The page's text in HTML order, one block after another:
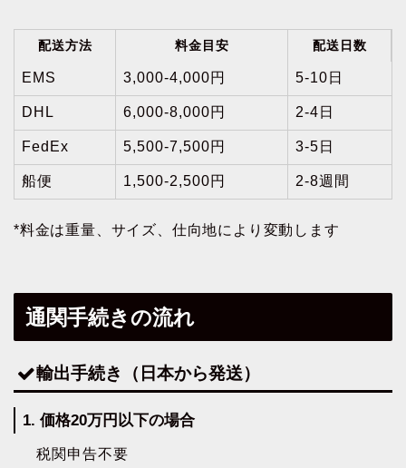
配送方法 料金目安 配送日数
EMS 3,000-4,000円 5-10日
DHL 6,000-8,000円 2-4日
FedEx 5,500-7,500円 3-5日
船便 1,500-2,500円 2-8週間
*料金は重量、サイズ、仕向地により変動します
通関手続きの流れ
輸出手続き（日本から発送）
1. 価格20万円以下の場合
税関申告不要